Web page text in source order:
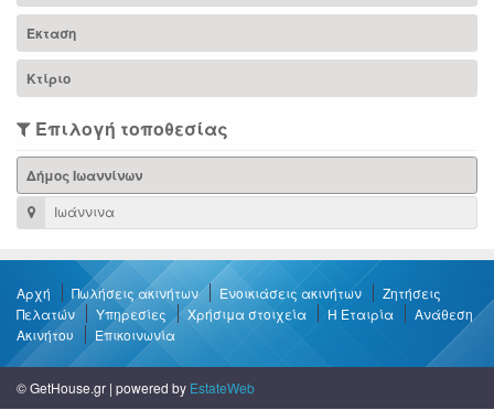
Έκταση
Κτίριο
Επιλογή τοποθεσίας
Δήμος Ιωαννίνων
Ιωάννινα
Αρχή Πωλήσεις ακινήτων Ενοικιάσεις ακινήτων
Ζητήσεις
Πελατών
Υπηρεσίες Χρήσιμα στοιχεία Η Εταιρία
Ανάθεση
Ακινήτου
Επικοινωνία
© GetHouse.gr | powered by EstateWeb